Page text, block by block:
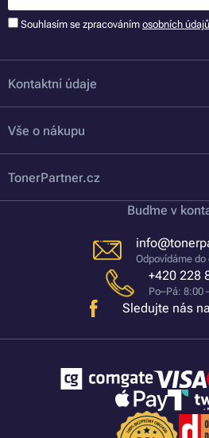
Souhlasím se zpracováním osobních údajů
Kontaktní údaje
Vše o nákupu
TonerPartner.cz
Buďme v
Odpovídáme do
+420 228
Po–Pá: 8:00
Sledujte nás